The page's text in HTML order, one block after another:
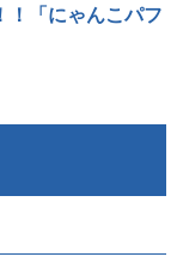
！「にゃんこパフ